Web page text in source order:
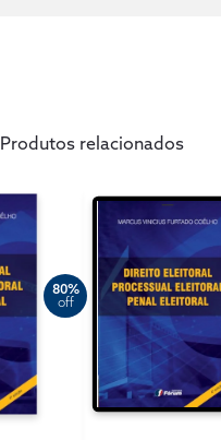
Produtos relacionados
80%
off